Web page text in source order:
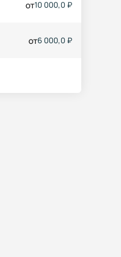
от10 000,0 ₽
от6 000,0 ₽